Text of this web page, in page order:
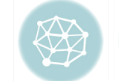
косметологии №2